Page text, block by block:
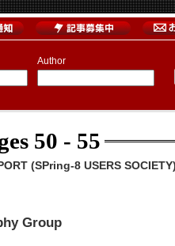
Author
50 - 55
(SPring-8 USERS SOCIETY)
Group